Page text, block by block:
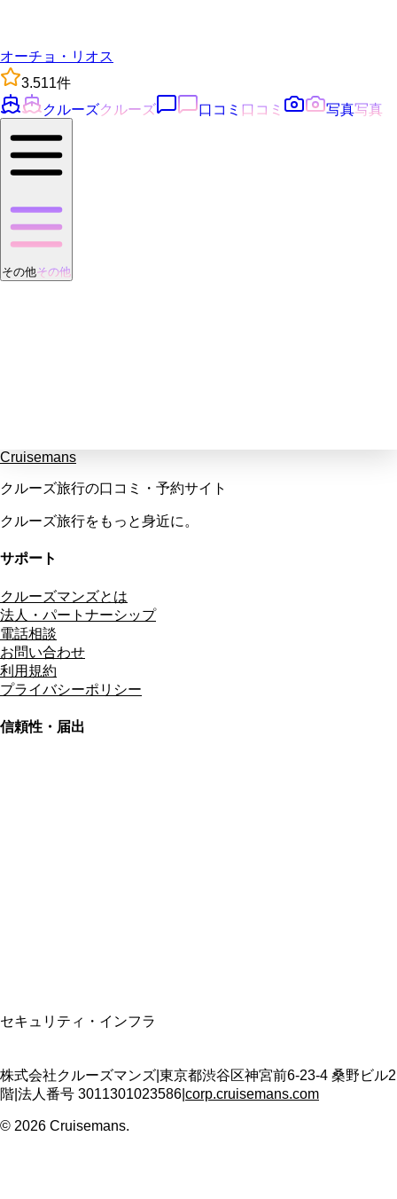
オーチョ・リオス
3.511件
クルーズクルーズ 口コミ 口コミ 写真写真
その他その他
Cruisemans
クルーズ旅行の口コミ・予約サイト
クルーズ旅行をもっと身近に。
サポート
クルーズマンズとは
法人・パートナーシップ
電話相談
お問い合わせ
利用規約
プライバシーポリシー
信頼性・届出
セキュリティ・インフラ
株式会社クルーズマンズ 東京都渋谷区神宮前6-23-4 桑野ビル2
階 法人番号 3011301023586 corp.cruisemans.com
© 2026 Cruisemans.